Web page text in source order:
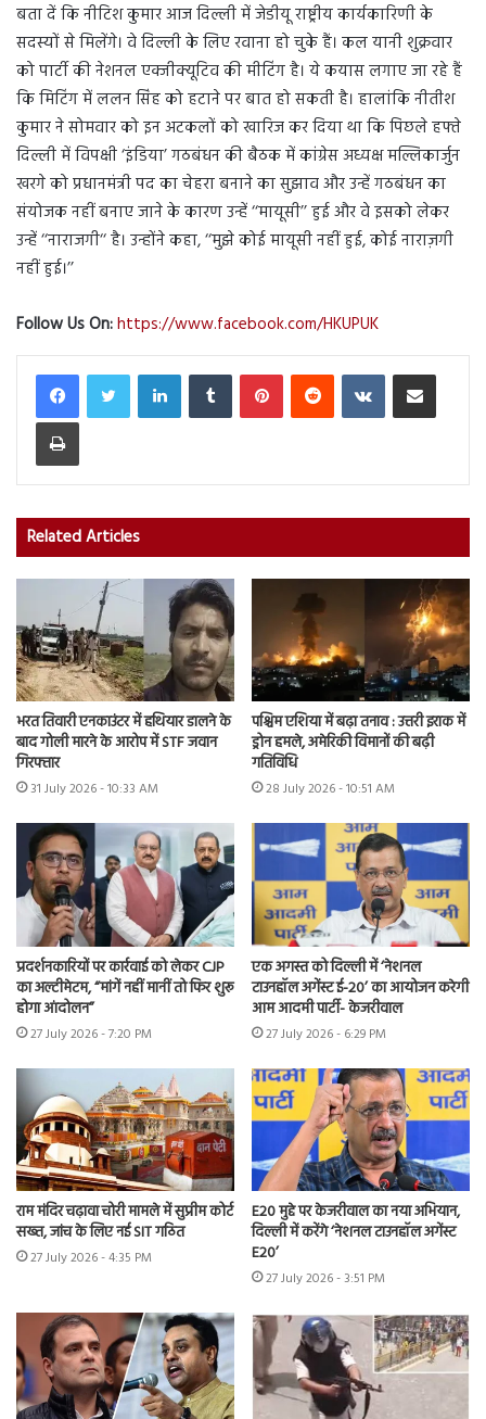
बता दें कि नीटिश कुमार आज दिल्ली में जेडीयू राष्ट्रीय कार्यकारिणी के
सदस्यों से मिलेंगे। वे दिल्ली के लिए रवाना हो चुके हैं। कल यानी शुक्रवार
को पार्टी की नेशनल एक्जीक्यूटिव की मीटिंग है। ये कयास लगाए जा रहे हैं
कि मिटिंग में ललन सिंह को हटाने पर बात हो सकती है। हालांकि नीतीश
कुमार ने सोमवार को इन अटकलों को खारिज कर दिया था कि पिछले हफ्ते
दिल्ली में विपक्षी ‘इंडिया’ गठबंधन की बैठक में कांग्रेस अध्यक्ष मल्लिकार्जुन
खरगे को प्रधानमंत्री पद का चेहरा बनाने का सुझाव और उन्हें गठबंधन का
संयोजक नहीं बनाए जाने के कारण उन्हें ‘‘मायूसी’’ हुई और वे इसको लेकर
उन्हें ‘‘नाराजगी‘‘ है। उन्होंने कहा, ‘‘मुझे कोई मायूसी नहीं हुई, कोई नाराज़गी
नहीं हुई।’’
Follow Us On:https://www.facebook.com/HKUPUK
LinkedInTumblr PinterestReddit VKontakteShare via Email
Print
Related Articles
भरत तिवारी एनकाउंटर में हथियार डालने के
बाद गोली मारने के आरोप में STF जवान
गिरफ्तार
31 July 2026 - 10:33 AM
पश्चिम एशिया में बढ़ा तनाव : उत्तरी इराक में
ड्रोन हमले, अमेरिकी विमानों की बढ़ी
गतिविधि
28 July 2026 - 10:51 AM
प्रदर्शनकारियों पर कार्रवाई को लेकर CJP
का अल्टीमेटम, “मांगें नहीं मानीं तो फिर शुरू
होगा आंदोलन”
27 July 2026 - 7:20 PM
एक अगस्त को दिल्ली में ‘नेशनल
टाउनहॉल अगेंस्ट ई-20’ का आयोजन करेगी
आम आदमी पार्टी- केजरीवाल
27 July 2026 - 6:29 PM
राम मंदिर चढ़ावा चोरी मामले में सुप्रीम कोर्ट
सख्त, जांच के लिए नई SIT गठित
27 July 2026 - 4:35 PM
E20 मुद्दे पर केजरीवाल का नया अभियान,
दिल्ली में करेंगे ‘नेशनल टाउनहॉल अगेंस्ट
E20’
27 July 2026 - 3:51 PM